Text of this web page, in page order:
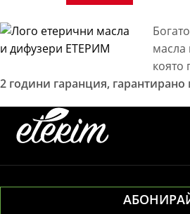
масла
която
2 години гаранция,